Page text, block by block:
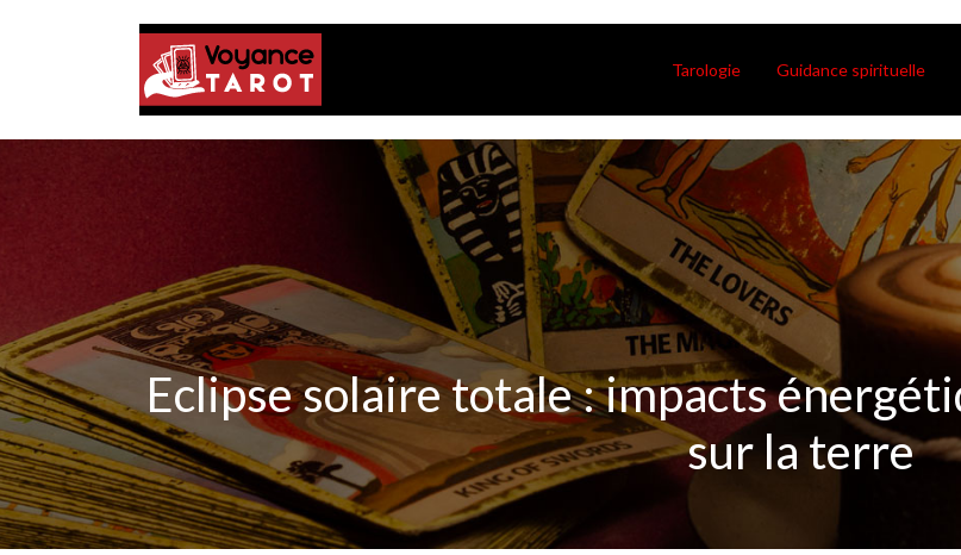
Tarologie Guidance spirituelle
Eclipse solaire totale : impacts
sur la terre